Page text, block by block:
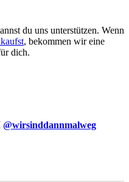
du uns unterstützen. Wenn
, bekommen wir eine
dich.
@wirsinddannmalweg